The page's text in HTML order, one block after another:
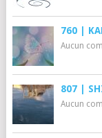
760 |
Aucun
807 |
Aucun